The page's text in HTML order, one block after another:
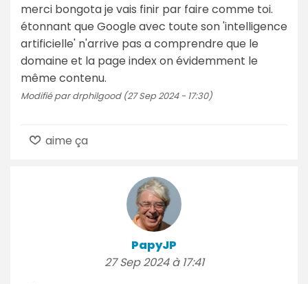
merci bongota je vais finir par faire comme toi.
étonnant que Google avec toute son 'intelligence
artificielle' n'arrive pas a comprendre que le
domaine et la page index on évidemment le
même contenu.
Modifié par drphilgood (27 Sep 2024 - 17:30)
aime ça
PapyJP
27 Sep 2024 à 17:41